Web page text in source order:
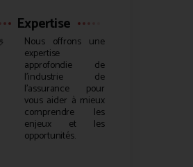
Expertise
Nous offrons une
expertise
approfondie de
l’industrie de
l’assurance pour
vous aider à mieux
comprendre les
enjeux et les
opportunités.